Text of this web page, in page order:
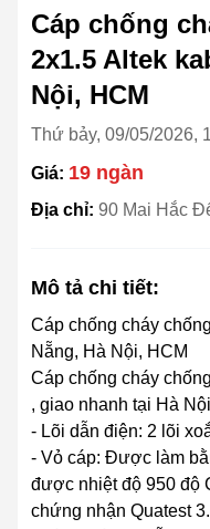
Cáp chống
2x1.5 Altek
Nội, HCM
Thứ bảy, 09/05/2026,
Giá: 19 ngàn
Địa chỉ: 90 Mai Hắc
Mô tả chi tiết:
Cáp chống cháy
Nẵng, Hà Nội, HCM
Cáp chống cháy
, giao nhanh tại Hà
- Lõi dẫn điện: 2 lõi
- Vỏ cáp: Được làm
được nhiệt độ 950 độ
chứng nhận Quatest 3.